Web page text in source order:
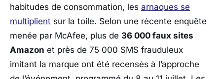
habitudes de consommation, les arnaques se
multiplient sur la toile. Selon une récente enquête
menée par McAfee, plus de 36 000 faux sites
Amazon et près de 75 000 SMS frauduleux
imitant la marque ont été recensés à l’approche